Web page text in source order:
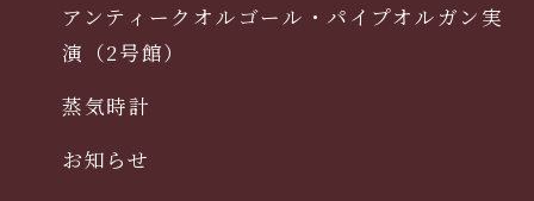
アンティークオルゴール・パイプオルガン実
演（2号館）
蒸気時計
お知らせ